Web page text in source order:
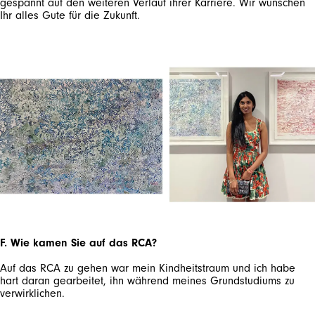
Ihr alles Gute für die Zukunft.
F. Wie kamen Sie auf das RCA?
Auf das RCA zu gehen war mein Kindheitstraum und ich habe
hart daran gearbeitet, ihn während meines Grundstudiums zu